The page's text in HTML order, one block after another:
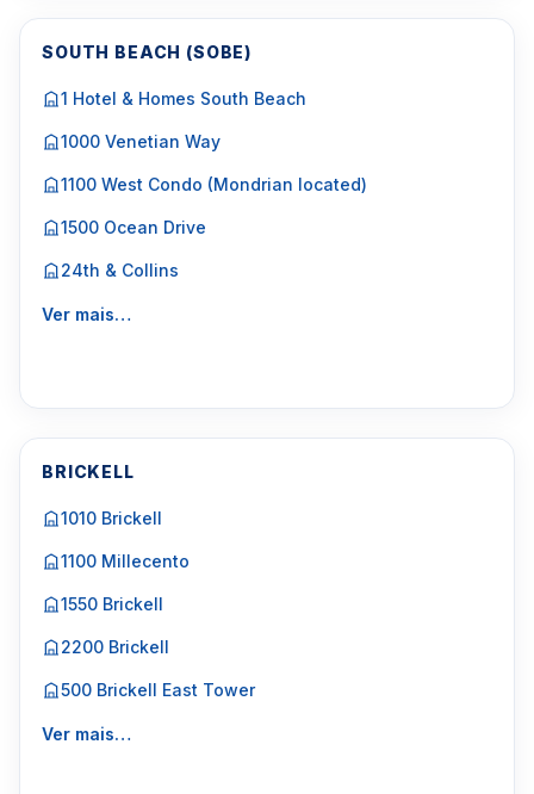
SOUTH BEACH (SOBE)
1 Hotel & Homes South Beach
1000 Venetian Way
1100 West Condo (Mondrian located)
1500 Ocean Drive
24th & Collins
Ver mais…
BRICKELL
1010 Brickell
1100 Millecento
1550 Brickell
2200 Brickell
500 Brickell East Tower
Ver mais…